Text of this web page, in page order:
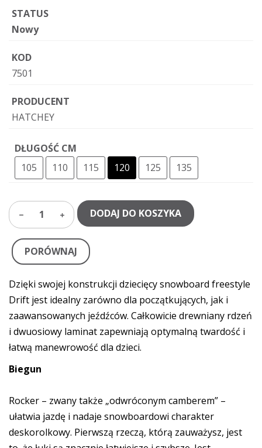
STATUS
Nowy
KOD
7501
PRODUCENT
HATCHEY
DŁUGOŚĆ CM
105
110 115 120 125 135
1 DODAJ DO KOSZYKA
PORÓWNAJ
Dzięki swojej konstrukcji dziecięcy snowboard freestyle
Drift jest idealny zarówno dla początkujących, jak i
zaawansowanych jeźdźców. Całkowicie drewniany rdzeń
i dwuosiowy laminat zapewniają optymalną twardość i
łatwą manewrowość dla dzieci.
Biegun
Rocker – zwany także „odwróconym camberem” –
ułatwia jazdę i nadaje snowboardowi charakter
deskorolkowy. Pierwszą rzeczą, którą zauważysz, jest